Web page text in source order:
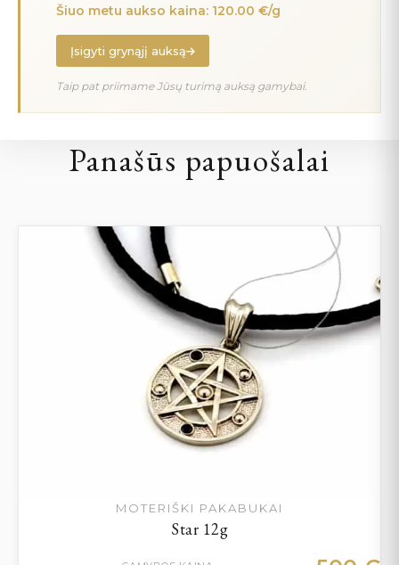
Šiuo metu aukso kaina: 120.00 €/g
Įsigyti grynąjį auksą
Taip pat priimame Jūsų turimą auksą gamybai.
Panašūs papuošalai
MOTERIŠKI PAKABUKAI
Star 12g